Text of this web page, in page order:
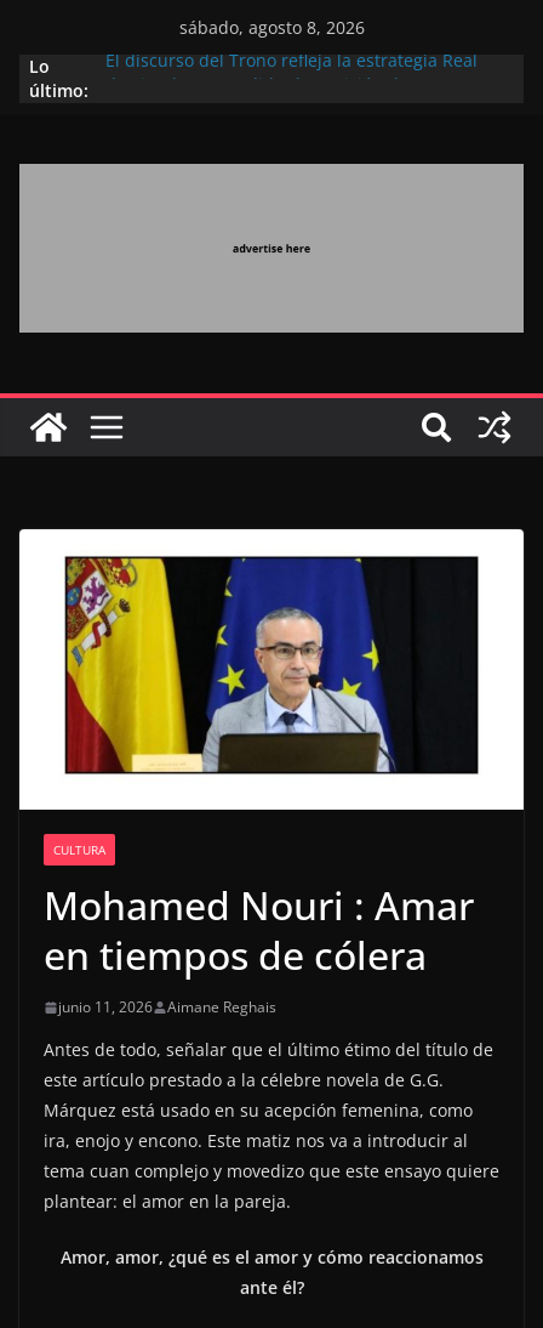
sábado, agosto 8, 2026
Lo
último:
El discurso del Trono refleja la estrategia Real
El Discurso Real, un mensaje portador de
Extranjero: al servicio de los grandes proyectos de
llegada masiva de marroquíes residentes en el
inversores internacionales en el potencial de
Marruecos gracias a una visión estratégica
(experto chino)
CULTURA
Mohamed Nouri : Amar
en tiempos de cólera
junio 11, 2026 Aimane Reghais
Antes de todo, señalar que el último étimo del título de
este artículo prestado a la célebre novela de G.G.
Márquez está usado en su acepción femenina, como
ira, enojo y encono. Este matiz nos va a introducir al
tema cuan complejo y movedizo que este ensayo quiere
plantear: el amor en la pareja.
Amor, amor, ¿qué es el amor y cómo reaccionamos
ante él?